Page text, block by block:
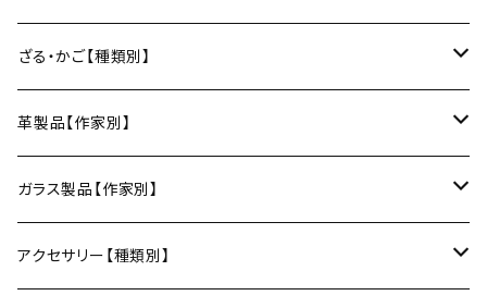
箸置き
鍋敷き・コースター
鍋敷き
ポットマット
Fuji窯（備前焼／岡山）
仁堂窯 大森宏明（備前焼／岡山）
梅山窯（砥部焼／愛媛）
宗像窯（会津本郷焼／福島）
八尾和紙（富山）
美濃和紙（岐阜）
水うちわ（岐阜）
松本箒（長野）
棕櫚箒（和歌山）
和箒（栃木）
和箒（群馬）
ざる・かご【種類別】
盆ざる
かご
革製品【作家別】
Therese（奈良）
ガラス製品【作家別】
Taiga Glass（群馬）
アクセサリー【種類別】